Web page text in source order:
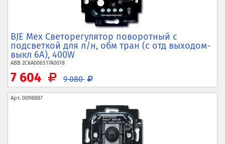
BJE Мех Светорегулятор поворотный с
подсветкой для л/н, обм тран (с отд выходом-
выкл 6А), 400W
ABB 2CKA006517A0018
7 604 9 080
Арт. 0098887